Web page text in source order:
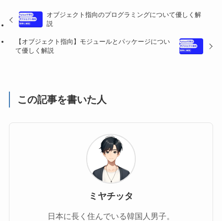
オブジェクト指向のプログラミングについて優しく解
説
【オブジェクト指向】モジュールとパッケージについ
て優しく解説
この記事を書いた人
ミヤチッタ
日本に長く住んでいる韓国人男子。